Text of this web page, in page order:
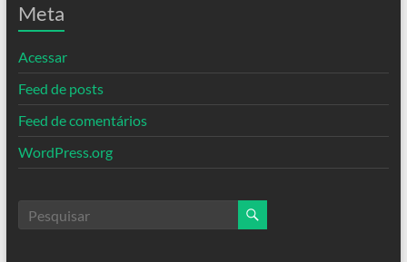
Meta
Acessar
Feed de posts
Feed de comentários
WordPress.org